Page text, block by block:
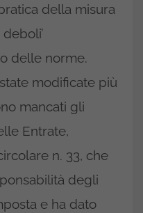
della misura
delle norme.
modificate più
mancati gli
Entrate,
n. 33, che
degli
e ha dato